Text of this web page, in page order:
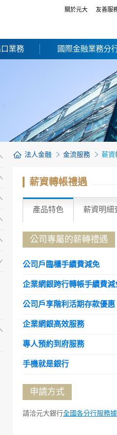
關於元大 友善服
業務 國際金融業務分
法人金融 金流服務 薪資
薪資轉帳禮遇
產品特色 薪資明細
公司專屬的薪轉禮遇
公司戶臨櫃手續費減免
企業網銀跨行轉帳手續費減
公司戶享階利活期存款優惠
企業網銀高效服務
專人預約到府服務
手機就是銀行
申請方式
請洽元大銀行全國各分行服務